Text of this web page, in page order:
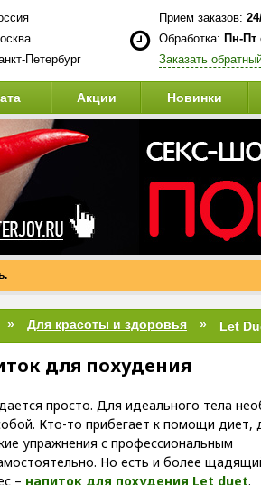
Петербург
Прием заказов:
Обработка: Пн-Пт
Заказать
Акции Новинки
Для красоты и здоровья Let
для похудения
просто. Для идеального тела
Кто-то прибегает к помощи диет,
упражнения с профессиональным
Но есть и более
– напиток для похудения Let duet.